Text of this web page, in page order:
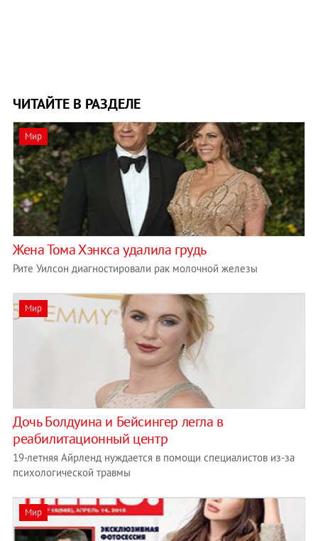
ЧИТАЙТЕ В РАЗДЕЛЕ
Мир
Жена Тома Хэнкса удалила грудь
Рите Уилсон диагностировали рак молочной железы
Мир
Дочь Болдуина и Бейсингер легла в
реабилитационный центр
19-летняя Айрленд нуждается в помощи специалистов из-за
психологической травмы
Мир